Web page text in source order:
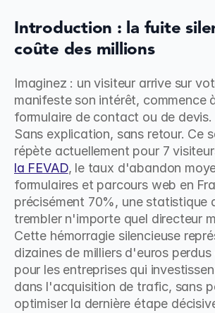
Introduction : la fuite
coûte des millions
Imaginez : un visiteur arrive sur
manifeste son intérêt, commence
formulaire de contact ou de devis.
Sans explication, sans retour. Ce
répète actuellement pour 7
la FEVAD, le taux d'abandon
formulaires et parcours web en
précisément 70%, une statistique
trembler n'importe quel directeur
Cette hémorragie silencieuse
dizaines de milliers d'euros
pour les entreprises qui
dans l'acquisition de trafic, sans
optimiser la dernière étape